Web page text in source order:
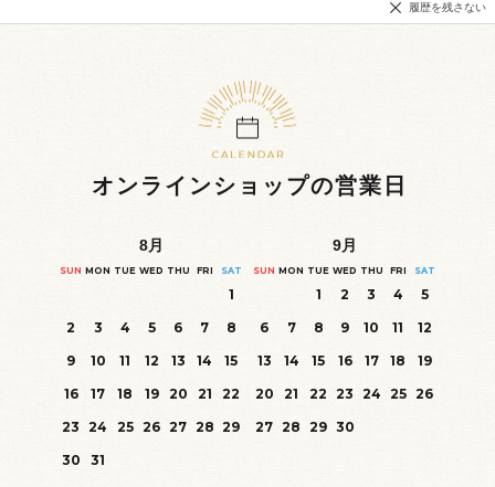
履歴を残さない
オンラインショップの営業日
8月
SUN MON TUE WED THU FRI SAT
1
2
3 4 5 6 7
8
9
10 11 12 13 14
15
16
17 18 19 20 21
22
23 24 25 26 27 28 29
30
31
9月
SUN MON TUE WED THU FRI SAT
1 2 3 4
5
6
7 8 9 10 11
12
13
14 15 16 17 18
19
20
21 22 23 24 25 26
27 28 29 30